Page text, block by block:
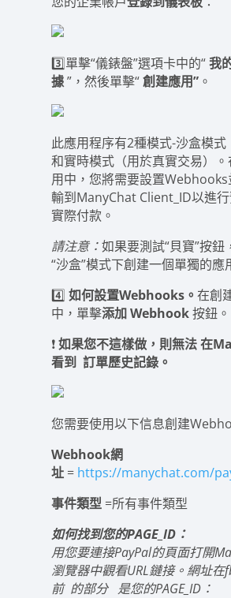
3️⃣單擊“儀錶盤”選項卡中的“我
據”，然後單擊“創建應用” 。
此應用程序有2種模式-沙盒模式
和實時模式（用於真實交易）
用中，您將需要設置
輸到ManyChat Client_ID以進
實際付款。
請注意：如果要測試“貝寶”按鈕
“沙盒”模式下創建一個單獨的應
4️⃣ 如何設置Webhooks。 在創
中，單擊添加Webhook按鈕。
❗️如果您不這樣做，則無法在
看到 訂單歷史記錄 。
您需要使用以下信息創建
Webhook網
址 = https://manychat.com/
事件類型 =所有事件類型
如何找到您的PAGE_ID：
用您要連接PayPal的頁面打開
瀏覽器中觀看URL鏈接。網址在
前 的部分 是您的PAGE_ID：